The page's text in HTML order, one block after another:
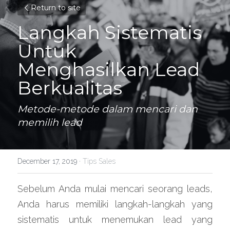
Return to site
Langkah Sistematis
Untuk
Menghasilkan Lead
Berkualitas
Metode-metode dalam mencari dan
memilih lead
December 17, 2019 · Tips Sales
Sebelum Anda mulai mencari seorang leads,
Anda harus memiliki langkah-langkah yang
sistematis untuk menemukan lead yang